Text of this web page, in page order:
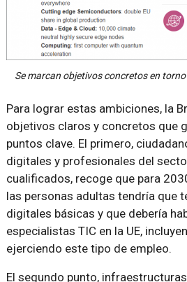
Se marcan objetivos concretos en
Para lograr estas ambiciones, la
objetivos claros y concretos que
puntos clave. El primero,
digitales y profesionales del
cualificados, recoge que para
las personas adultas tendría que
digitales básicas y que debería
especialistas TIC en la UE,
ejerciendo este tipo de empleo.
El segundo punto,